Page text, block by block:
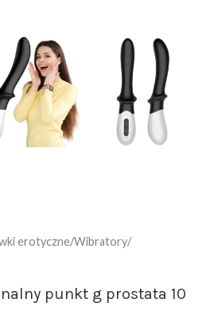
erotyczne Wibratory
punkt g prostata 10